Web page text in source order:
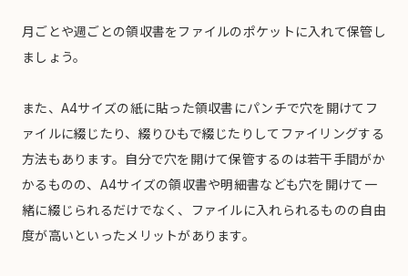
月ごとや週ごとの領収書をファイルのポケットに入れて保管し
ましょう。
また、A4サイズの紙に貼った領収書にパンチで穴を開けてフ
ァイルに綴じたり、綴りひもで綴じたりしてファイリングする
方法もあります。自分で穴を開けて保管するのは若干手間がか
かるものの、A4サイズの領収書や明細書なども穴を開けて一
緒に綴じられるだけでなく、ファイルに入れられるものの自由
度が高いといったメリットがあります。